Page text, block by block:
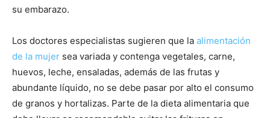
su embarazo.
Los doctores especialistas sugieren que la alimentación
de la mujer sea variada y contenga vegetales, carne,
huevos, leche, ensaladas, además de las frutas y
abundante líquido, no se debe pasar por alto el consumo
de granos y hortalizas. Parte de la dieta alimentaria que